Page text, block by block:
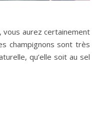
aurez certainement
champignons sont très
qu’elle soit au sel